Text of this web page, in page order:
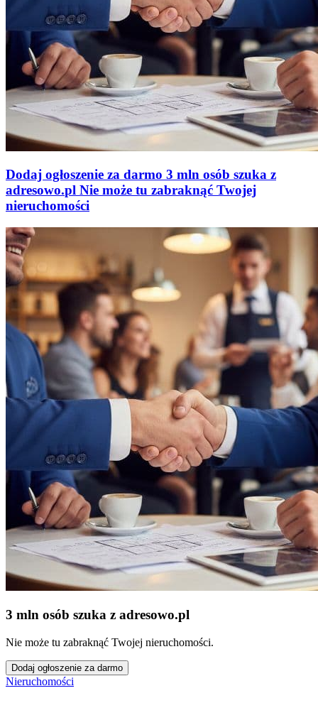
Dodaj ogłoszenie za darmo 3 mln osób szuka z
adresowo.pl Nie może tu zabraknąć Twojej
nieruchomości
3 mln osób szuka z adresowo.pl
Nie może tu zabraknąć Twojej nieruchomości.
Dodaj ogłoszenie za darmo
Nieruchomości